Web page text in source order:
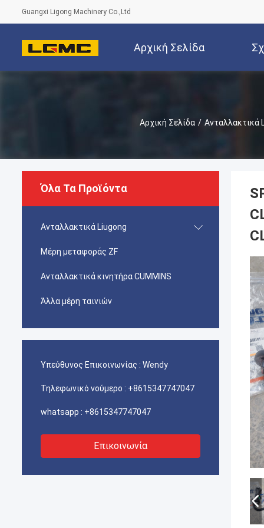
Guangxi Ligong Machinery Co.,Ltd
Αρχική Σελίδα
Αρχική Σελίδα / Ανταλλακτικά
Όλα Τα Προϊόντα
Ανταλλακτικά Liugong
Μέρη μεταφοράς ZF
Ανταλλακτικά κινητήρα CUMMINS
Άλλα μέρη ταινιών
Υπεύθυνος Επικοινωνίας : Wendy
Τηλεφωνικό νούμερο : +8615347747047
whatsapp : +8615347747047
Επικοινωνία